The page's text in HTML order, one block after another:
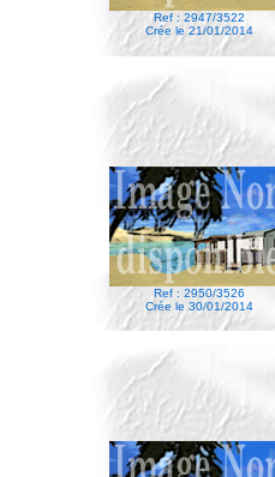
Ref : 2947/3522
Crée le 21/01/2014
Ref : 2950/3526
Crée le 30/01/2014